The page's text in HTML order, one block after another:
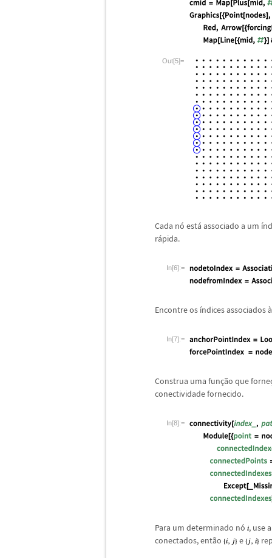
Out[5]=
Cada nó está associado a um í
rápida.
In[6]:=
Encontre os índices associadosà
In[7]:=
Construa uma função que forne
conectividade fornecido.
In[8]:=
Para um determinado nó , use
conectados, então e